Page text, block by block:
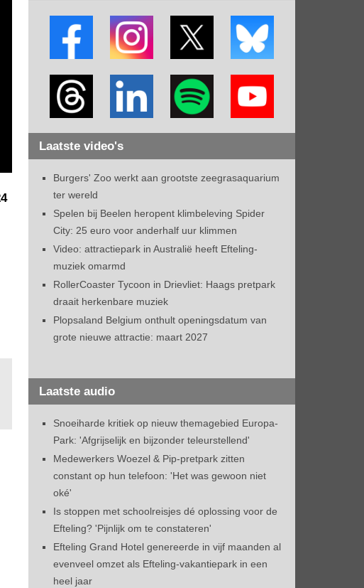
Laatste video's
Burgers' Zoo werkt aan grootste zeegrasaquarium
ter wereld
Spelen bij Beelen heropent klimbeleving Spider
City: 25 euro voor anderhalf uur klimmen
Video: attractiepark in Australië heeft Efteling-
muziek omarmd
RollerCoaster Tycoon in Drievliet: Haags pretpark
draait herkenbare muziek
Plopsaland Belgium onthult openingsdatum van
grote nieuwe attractie: maart 2027
Laatste audio
Snoeiharde kritiek op nieuw themagebied Europa-
Park: 'Afgrijselijk en bijzonder teleurstellend'
Medewerkers Woezel & Pip-pretpark zitten
constant op hun telefoon: 'Het was gewoon niet
oké'
Is stoppen met schoolreisjes dé oplossing voor de
Efteling? 'Pijnlijk om te constateren'
Efteling Grand Hotel genereerde in vijf maanden al
evenveel omzet als Efteling-vakantiepark in een
heel jaar